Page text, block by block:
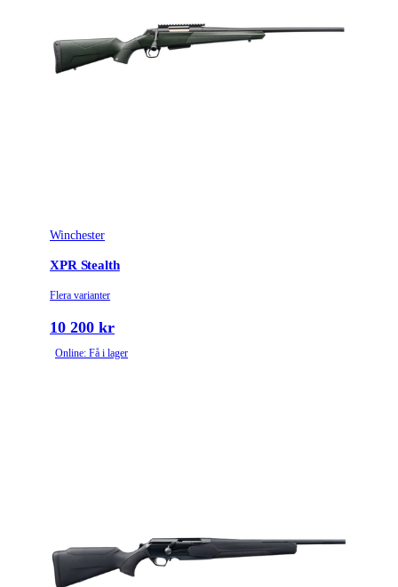
Winchester
XPR Stealth
Flera varianter
10 200 kr
Online: Få i lager